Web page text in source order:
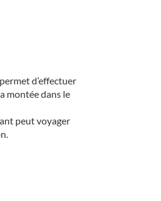
d’effectuer
montée dans le
peut voyager